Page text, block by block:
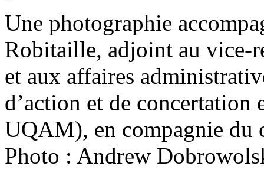
Une photographie
Robitaille, adjoint au vice-
et aux affaires
d’action et de
UQAM), en compagnie du
Photo : Andrew